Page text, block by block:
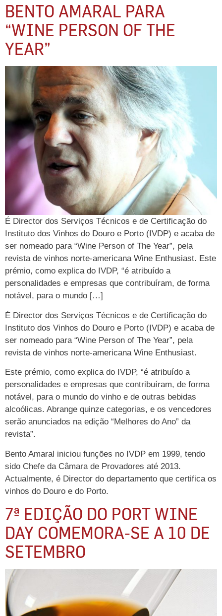
BENTO AMARAL PARA
“WINE PERSON OF THE
YEAR”
É Director dos Serviços Técnicos e de Certificação do
Instituto dos Vinhos do Douro e Porto (IVDP) e acaba de
ser nomeado para “Wine Person of The Year”, pela
revista de vinhos norte-americana Wine Enthusiast. Este
prémio, como explica do IVDP, “é atribuído a
personalidades e empresas que contribuíram, de forma
notável, para o mundo […]
É Director dos Serviços Técnicos e de Certificação do
Instituto dos Vinhos do Douro e Porto (IVDP) e acaba de
ser nomeado para “Wine Person of The Year”, pela
revista de vinhos norte-americana Wine Enthusiast.
Este prémio, como explica do IVDP, “é atribuído a
personalidades e empresas que contribuíram, de forma
notável, para o mundo do vinho e de outras bebidas
alcoólicas. Abrange quinze categorias, e os vencedores
serão anunciados na edição “Melhores do Ano” da
revista”.
Bento Amaral iniciou funções no IVDP em 1999, tendo
sido Chefe da Câmara de Provadores até 2013.
Actualmente, é Director do departamento que certifica os
vinhos do Douro e do Porto.
7ª EDIÇÃO DO PORT WINE
DAY COMEMORA-SE A 10 DE
SETEMBRO